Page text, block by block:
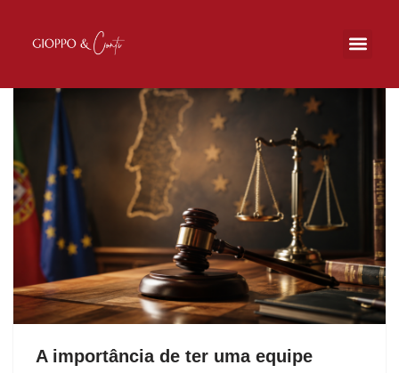
Pular
o
A importância de ter uma equipe